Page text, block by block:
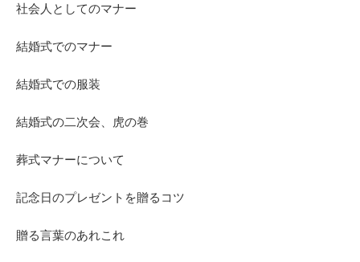
社会人としてのマナー
結婚式でのマナー
結婚式での服装
結婚式の二次会、虎の巻
葬式マナーについて
記念日のプレゼントを贈るコツ
贈る言葉のあれこれ